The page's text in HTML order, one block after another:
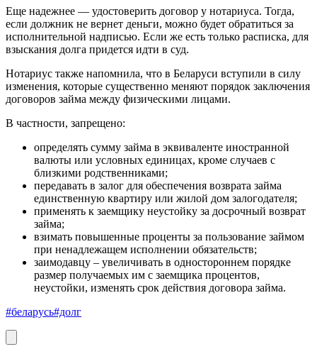
Еще надежнее — удостоверить договор у нотариуса. Тогда,
если должник не вернет деньги, можно будет обратиться за
исполнительной надписью. Если же есть только расписка, для
взыскания долга придется идти в суд.
Нотариус также напомнила, что в Беларуси вступили в силу
изменения, которые существенно меняют порядок заключения
договоров займа между физическими лицами.
В частности, запрещено:
определять сумму займа в эквиваленте иностранной
валюты или условных единицах, кроме случаев с
близкими родственниками;
передавать в залог для обеспечения возврата займа
единственную квартиру или жилой дом залогодателя;
применять к заемщику неустойку за досрочный возврат
займа;
взимать повышенные проценты за пользование займом
при ненадлежащем исполнении обязательств;
заимодавцу – увеличивать в одностороннем порядке
размер получаемых им с заемщика процентов,
неустойки, изменять срок действия договора займа.
#беларусь#долг